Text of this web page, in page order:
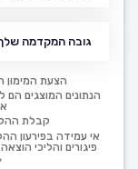
גובה המקדמה
הצעת המימון
הנתונים המוצגים הם
קבלת
אי עמידה בפירעון
פיגורים והליכי הוצאה